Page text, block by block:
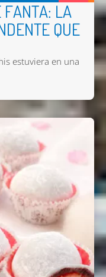
FANTA: LA
QUE
estuviera en una
Enviar